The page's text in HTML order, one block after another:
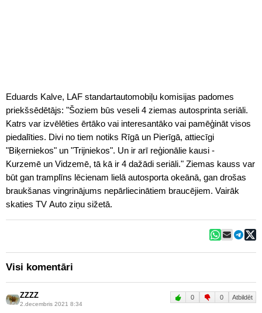
Eduards Kalve, LAF standartautomobiļu komisijas padomes
priekšsēdētājs: "Šoziem būs veseli 4 ziemas autosprinta seriāli.
Katrs var izvēlēties ērtāko vai interesantāko vai pamēģināt visos
piedalīties. Divi no tiem notiks Rīgā un Pierīgā, attiecīgi
"Biķerniekos" un "Trijniekos". Un ir arī reģionālie kausi -
Kurzemē un Vidzemē, tā kā ir 4 dažādi seriāli." Ziemas kauss var
būt gan tramplīns lēcienam lielā autosporta okeānā, gan drošas
braukšanas vingrinājums nepārliecinātiem braucējiem. Vairāk
skaties TV Auto ziņu sižetā.
Visi komentāri
ZZZZ
2.decembris 2021 8:34
0 0 Atbildēt